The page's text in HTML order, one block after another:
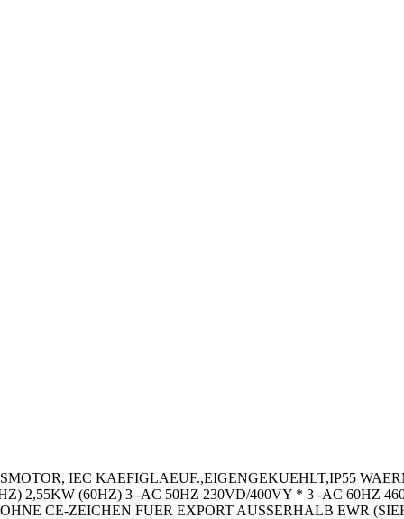
IEC KAEFIGLAEUF.,EIGENGEKUEHLT,IP55
2,55KW (60HZ) 3 -AC 50HZ 230VD/400VY * 3 -AC 60HZ
CE-ZEICHEN FUER EXPORT AUSSERHALB EWR